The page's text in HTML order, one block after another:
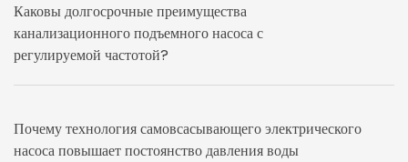
Каковы долгосрочные преимущества
канализационного подъемного насоса с
регулируемой частотой?
Почему технология самовсасывающего электрического
насоса повышает постоянство давления воды